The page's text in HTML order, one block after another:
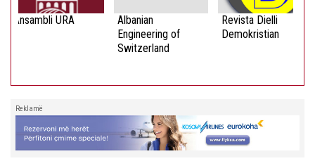
Ansambli URA
Albanian
Engineering of
Switzerland
Revista Dielli
Demokristian
Reklamë